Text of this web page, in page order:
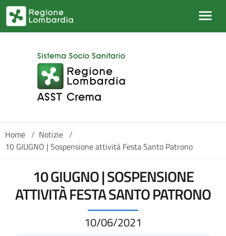
Salta al contenuto principale
Home / Notizie /
10 GIUGNO | Sospensione attività Festa Santo Patrono
10 GIUGNO | SOSPENSIONE
ATTIVITÀ FESTA SANTO PATRONO
10/06/2021